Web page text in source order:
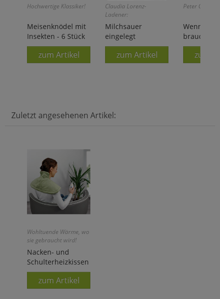
Hochwertige Klassiker!
Meisenknödel mit
Insekten - 6 Stück
zum Artikel
Claudia Lorenz-
Ladener:
Milchsauer
eingelegt
zum Artikel
Peter C.
Wenn der
braucht
zum
Zuletzt angesehenen Artikel:
Wohltuende Wärme, wo
sie gebraucht wird!
Nacken- und
Schulterheizkissen
zum Artikel